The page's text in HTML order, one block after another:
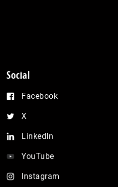
Social
Facebook
X
LinkedIn
YouTube
Instagram